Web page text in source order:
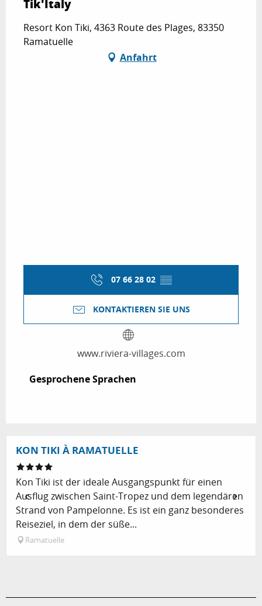
Tik'Italy
Resort Kon Tiki, 4363 Route des Plages, 83350
Ramatuelle
Anfahrt
07 66 28 02 ▒▒
KONTAKTIEREN SIE UNS
www.riviera-villages.com
Gesprochene Sprachen
Gesprochene Sprachen
KON TIKI À RAMATUELLE
Kon Tiki ist der ideale Ausgangspunkt für einen
Ausflug zwischen Saint-Tropez und dem legendären
Strand von Pampelonne. Es ist ein ganz besonderes
Reiseziel, in dem der süße...
Ramatuelle